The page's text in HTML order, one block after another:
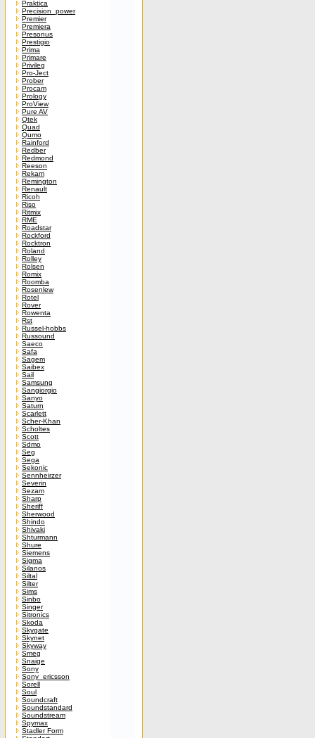
Praktica
Precision_power
Premier
Premiera
Presonus
Prestigio
Prima
Primare
Privileg
Pro-Ject
Prober
Procam
Prology
ProView
Pure AV
Qtek
Quad
Qumo
Rainford
Redber
Redmond
Reeson
Rekam
Remington
Renault
Ricoh
Riso
Ritmix
RME
Roadstar
Rockford
Rocktron
Roland
Rolley
Rolsen
Romix
Roomba
Rosenlew
Rotel
Rover
Rowenta
Rst
Russel-hobbs
Russound
Saeco
Safa
Sagem
Saibex
Sail
Samsung
Sangiorgio
Sanyo
Saturn
Scarlett
Scher-Khan
Scholtes
Scott
Sdmo
Seg
Sega
Sekonic
Sennheirzer
Severin
Sezam
Sharp
Sheriff
Sherwood
Shindo
Shivaki
Shturmann
Shure
Siemens
Sigma
Silanos
Siltal
Silter
Sims
Sinbo
Singer
Sitronics
Skoda
Skygate
Skynet
Skyway
Smeg
Snaige
Sony
Sony_ericsson
Sorell
Soul
Soundcraft
Soundstandard
Soundstream
Spymax
Stadler Form